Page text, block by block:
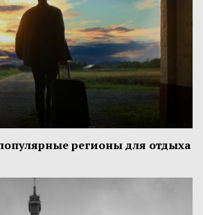
регионы для отдыха